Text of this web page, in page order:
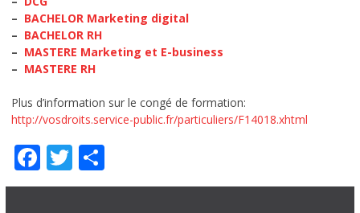
– BACHELOR Marketing digital
– BACHELOR RH
– MASTERE Marketing et E-business
– MASTERE RH
Plus d’information sur le congé de formation:
http://vosdroits.service-public.fr/particuliers/F14018.xhtml
Facebook
Twitter